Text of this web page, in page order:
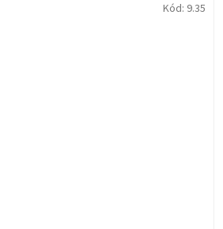
Kód: 9.35